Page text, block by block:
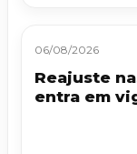
06/08/2026
Reajuste
entra em